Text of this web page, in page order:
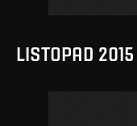
LISTOPAD 2015